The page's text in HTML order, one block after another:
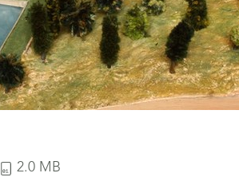
2.0 MB